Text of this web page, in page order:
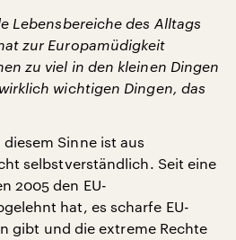
Lebensbereiche des Alltags
zur Europamüdigkeit
zu viel in den kleinen Dingen
wichtigen Dingen, das
diesem Sinne ist aus
selbstverständlich. Seit eine
2005 den EU-
hat, es scharfe EU-
gibt und die extreme Rechte